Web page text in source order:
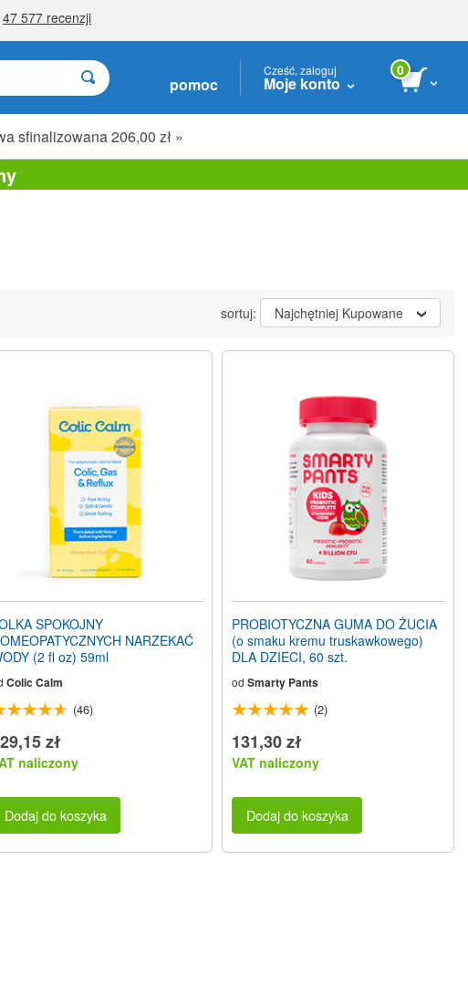
pomoc
Cześć, zaloguj
Moje konto
0
sfinalizowana 206,00 zł »
sortuj: Najchętniej Kupowane
SPOKOJNY
NARZEKAĆ
(2 fl oz) 59ml
Colic Calm
(46)
zł
naliczony
Dodaj do koszyka
PROBIOTYCZNA GUMA DO ŻUCIA
(o smaku kremu truskawkowego)
DLA DZIECI, 60 szt.
od Smarty Pants
(2)
131,30 zł
VAT naliczony
Dodaj do koszyka